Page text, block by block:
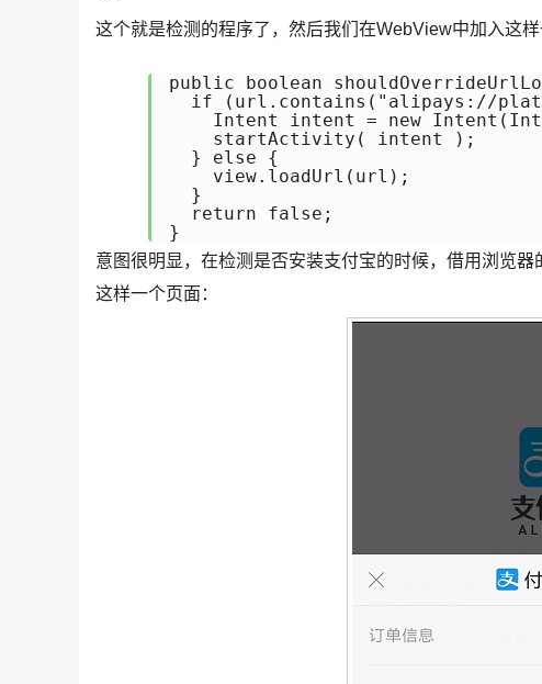
这个就是检测的程序了，然后我们在WebView中加入这样
public boolean
if (url.contains("alipays://
Intent intent = new
    startActivity( intent );
  } else {
    view.loadUrl(url);
  }
  return false;
}
意图很明显，在检测是否安装支付宝的时候，借用浏览
这样一个页面：